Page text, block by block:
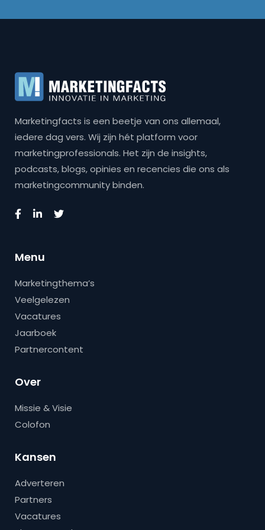
Marketingfacts is een beetje van ons allemaal,
iedere dag vers. Wij zijn hét platform voor
marketingprofessionals. Het zijn de insights,
podcasts, blogs, opinies en recencies die ons als
marketingcommunity binden.
Menu
Marketingthema’s
Veelgelezen
Vacatures
Jaarboek
Partnercontent
Over
Missie & Visie
Colofon
Kansen
Adverteren
Partners
Vacatures